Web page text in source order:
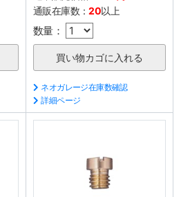
通販在庫数：20以上
数量：
ネオガレージ在庫数確認
詳細ページ